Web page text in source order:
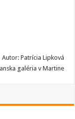
Autor: Patrícia Lipková
galéria v Martine